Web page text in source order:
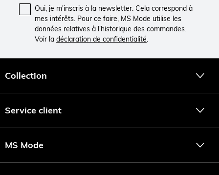
Oui, je m'inscris à la newsletter. Cela correspond à
mes intérêts. Pour ce faire, MS Mode utilise les
données relatives à l'historique des commandes.
Voir la déclaration de confidentialité.
Collection
Service client
MS Mode